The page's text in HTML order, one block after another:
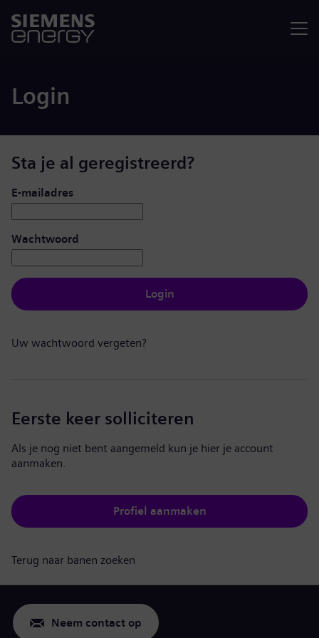
Login
Sta je al geregistreerd?
Inloggen: gebruiker en wachtwoord
E-mailadres
Wachtwoord
Login
Uw wachtwoord vergeten?
Eerste keer solliciteren
Als je nog niet bent aangemeld kun je hier je account
aanmaken.
Profiel aanmaken
Terug naar banen zoeken
Neem contact op